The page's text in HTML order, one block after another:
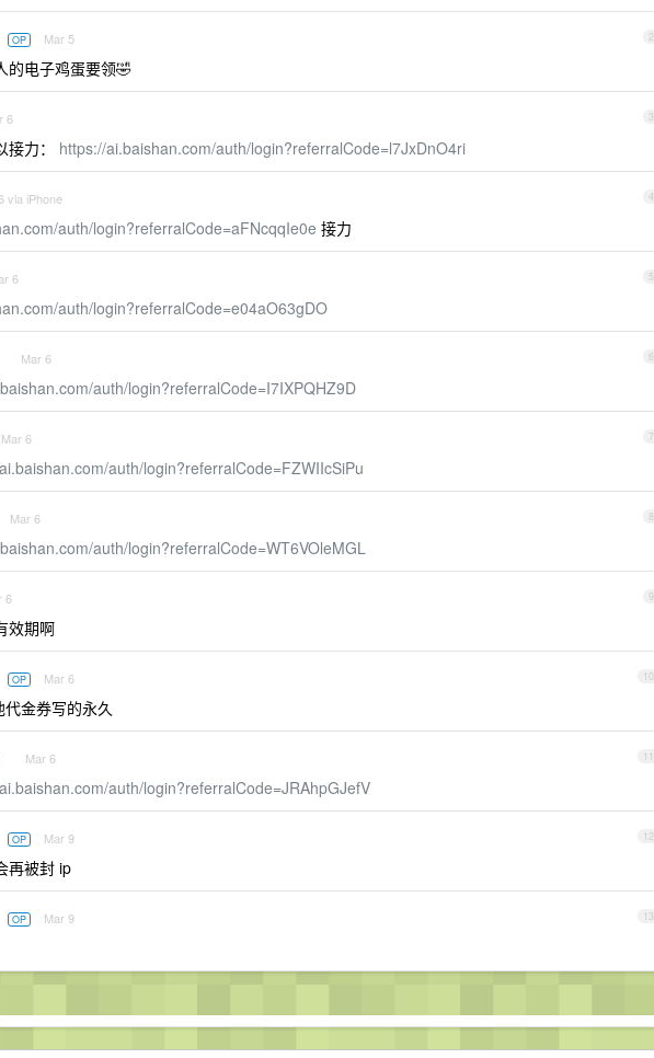
2
OP Mar 5
的电子鸡蛋要领🤣
3
6
力： https://ai.baishan.com/auth/login?referralCode=l7JxDnO4ri
4
via iPhone
auth/login?referralCode=aFNcqqIe0e 接力
5
6
auth/login?referralCode=e04aO63gDO
6
Mar 6
auth/login?referralCode=I7IXPQHZ9D
7
Mar 6
auth/login?referralCode=FZWIIcSiPu
8
Mar 6
auth/login?referralCode=WT6VOleMGL
9
6
效期啊
10
OP Mar 6
代金券写的永久
11
Mar 6
auth/login?referralCode=JRAhpGJefV
12
OP Mar 9
再被封 ip
13
OP Mar 9